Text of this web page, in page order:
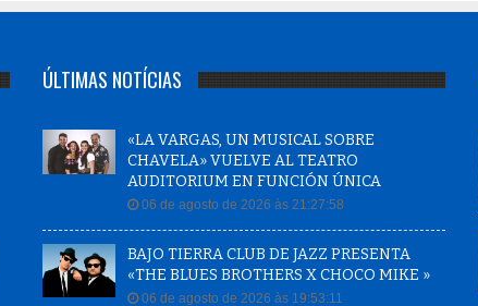
ÚLTIMAS NOTÍCIAS
«LA VARGAS, UN MUSICAL SOBRE
CHAVELA» VUELVE AL TEATRO
AUDITORIUM EN FUNCIÓN ÚNICA
06 de agosto de 2026 às 21:27:58
BAJO TIERRA CLUB DE JAZZ PRESENTA
«THE BLUES BROTHERS X CHOCO MIKE »
06 de agosto de 2026 às 19:53:11